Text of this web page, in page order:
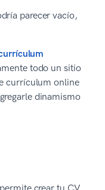
parecer vacío,
todo un sitio
currículum online
dinamismo